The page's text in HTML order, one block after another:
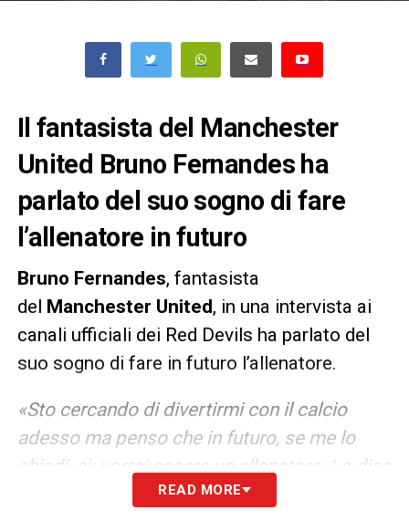
Il fantasista del Manchester
United Bruno Fernandes ha
parlato del suo sogno di fare
l’allenatore in futuro
Bruno Fernandes, fantasista
del Manchester United, in una intervista ai
canali ufficiali dei Red Devils ha parlato del
suo sogno di fare in futuro l’allenatore.
«Sto cercando di divertirmi con il calcio
adesso ma penso che in futuro, se me lo
chiedi, sì: vorrei essere un allenatore. Lo dico
con onestà, mi piacerebbe allenare. Non so
READ MORE